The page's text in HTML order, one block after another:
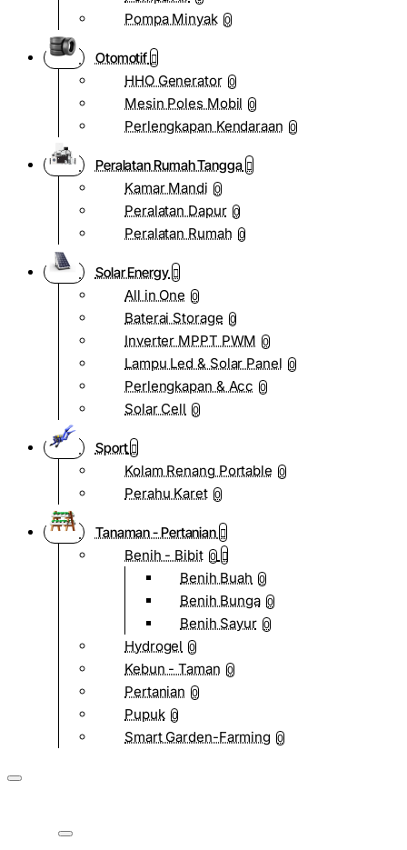
Pompa Minyak 0
Otomotif
HHO Generator 0
Mesin Poles Mobil 0
Perlengkapan Kendaraan 0
Peralatan Rumah Tangga
Kamar Mandi 0
Peralatan Dapur 0
Peralatan Rumah 0
Solar Energy
All in One 0
Baterai Storage 0
Inverter MPPT PWM 0
Lampu Led & Solar Panel 0
Perlengkapan & Acc 0
Solar Cell 0
Sport
Kolam Renang Portable 0
Perahu Karet 0
Tanaman - Pertanian
Benih - Bibit 0
Benih Buah 0
Benih Bunga 0
Benih Sayur 0
Hydrogel 0
Kebun - Taman 0
Pertanian 0
Pupuk 0
Smart Garden-Farming 0